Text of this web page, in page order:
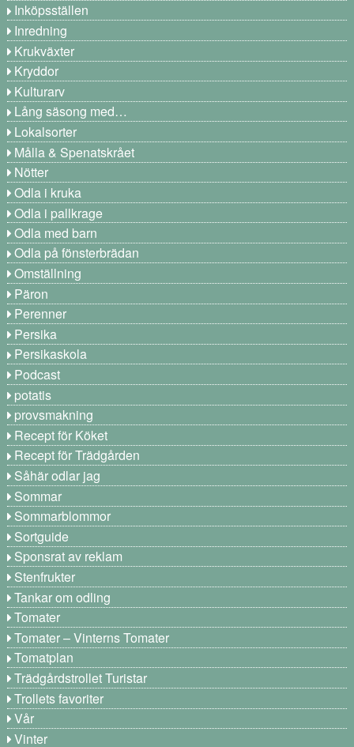
Inköpsställen
Inredning
Krukväxter
Kryddor
Kulturarv
Lång säsong med…
Lokalsorter
Målla & Spenatskrået
Nötter
Odla i kruka
Odla i pallkrage
Odla med barn
Odla på fönsterbrädan
Omställning
Päron
Perenner
Persika
Persikaskola
Podcast
potatis
provsmakning
Recept för Köket
Recept för Trädgården
Såhär odlar jag
Sommar
Sommarblommor
Sortguide
Sponsrat av reklam
Stenfrukter
Tankar om odling
Tomater
Tomater – Vinterns Tomater
Tomatplan
Trädgårdstrollet Turistar
Trollets favoriter
Vår
Vinter